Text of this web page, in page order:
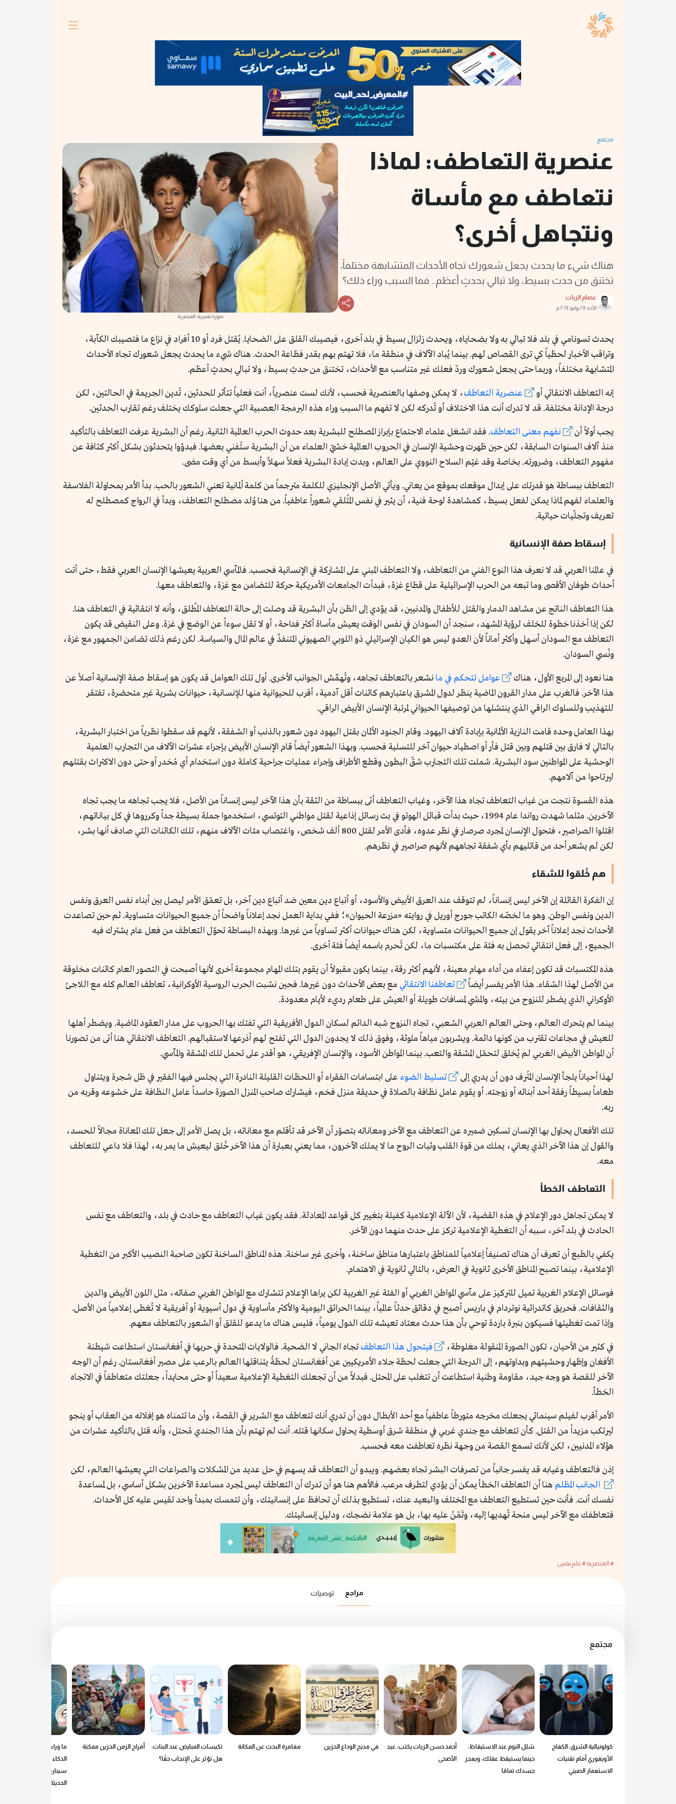
مجتمع
عنصرية التعاطف: لماذا
نتعاطف مع مأساة
ونتجاهل أخرى؟
هناك شيء ما يحدث يجعل شعورك تجاه الأحداث المتشابهة مختلفاً،
تختنق من حدث بسيط، ولا تبالي بحدثٍ أعظم.. فما السبب وراء ذلك؟
عصام الزيات
الأحد ٢٨ يوليو ٢٠٢٤ م
صورة تعبيرية: العنصرية
يحدث تسونامي في بلد فلا تبالي به ولا بضحاياه، ويحدث زلزال بسيط في بلد أخرى، فيصيبك القلق على الضحايا. يُقتل فرد أو 10 أفراد في نزاع ما فتصيبك الكآبة،
وتراقب الأخبار لحظياً كي ترى القصاص لهم. بينما يُباد الآلاف في منطقة ما، فلا تهتم بهم بقدر فظاعة الحدث. هناك شيء ما يحدث يجعل شعورك تجاه الأحداث
المتشابهة مختلفاً، وربما حتى يجعل شعورك وردّ فعلك غير متناسب مع الأحداث، تختنق من حدثِ بسيط، ولا تبالي بحدثٍ أعظم.
إنه التعاطف الانتقائي أو عنصرية التعاطف، لا يمكن وصفها بالعنصرية فحسب، لأنك لست عنصرياً، أنت فعلياً تتأثر للحدثين، تُدين الجريمة في الحالتين، لكن
درجة الإدانة مختلفة. قد لا تدرك أنت هذا الاختلاف أو تُدركه لكن لا تفهم ما السبب وراء هذه البرمجة العصبية التي جعلت سلوكك يختلف رغم تقارب الحدثين.
يجب أولاً أن نفهم معنى التعاطف. فقد انشغل علماء الاجتماع بإبراز المصطلح للبشرية بعد حدوث الحرب العالمية الثانية. رغم أن البشرية عرفت التعاطف بالتأكيد
منذ آلاف السنوات السابقة، لكن حين ظهرت وحشية الإنسان في الحروب العالمية خشيّ العلماء من أن البشرية ستُفني بعضها. فبدؤوا يتحدثون بشكل أكثر كثافة عن
مفهوم التعاطف، وضرورته. بخاصة وقد غيّم السلاح النووي على العالم، وبدت إبادة البشرية فعلاً سهلاً وأبسط من أي وقت مضى.
التعاطف ببساطة هو قدرتك على إبدال موقعك بموقع من يعاني. ويأتي الأصل الإنجليزي للكلمة مترجماً من كلمة ألمانية تعني الشعور بالحب. بدأ الأمر بمحاولة الفلاسفة
والعلماء لفهم لماذا يمكن لفعل بسيط، كمشاهدة لوحة فنية، أن يثير في نفس المُتلقي شعوراً عاطفياً. من هنا وُلد مصطلح التعاطف، وبدأ في الرواج كمصطلح له
تعريف وتجلّيات حياتية.
إسقاط صفة الإنسانية
في عالمنا العربي قد لا نعرف هذا النوع الفني من التعاطف، ولا التعاطف المبني على المشاركة في الإنسانية فحسب. فالمآسي العربية يعيشها الإنسان العربي فقط، حتى أتت
أحداث طوفان الأقصى وما تبعه من الحرب الإسرائيلية على قطاع غزة، فبدأت الجامعات الأمريكية حركة للتضامن مع غزة، والتعاطف معها.
هذا التعاطف الناتج عن مشاهد الدمار والقتل للأطفال والمدنيين، قد يؤدي إلى الظن بأن البشرية قد وصلت إلى حالة التعاطف المُطلق، وأنه لا انتقائية في التعاطف هنا.
لكن إذا أخذنا خطوة للخلف لرؤية المشهد، سنجد أن السودان في نفس الوقت يعيش مأساة أكثر فداحة، أو لا تقل سوءاً عن الوضع في غزة. وعلى النقيض قد يكون
التعاطف مع السودان أسهل وأكثر أماناً لأن العدو ليس هو الكيان الإسرائيلي ذو اللوبي الصهيوني المتنفذّ في عالم المال والسياسة. لكن رغم ذلك تضامن الجمهور مع غزة،
ونُسي السودان.
هنا نعود إلى المربع الأول، هناك عوامل تتحكم في مانشعر بالتعاطف تجاهه، وتُهمِّش الجوانب الأخرى. أول تلك العوامل قد يكون هو إسقاط صفة الإنسانية أصلاً عن
هذا الآخر. فالغرب على مدار القرون الماضية ينظر لدول المشرق باعتبارهم كائنات أقل آدمية، أقرب للحيوانية منها للإنسانية، حيوانات بشرية غير متحضرة، تفتقر
للتهذيب وللسلوك الراقي الذي ينتشلها من توصيفها الحيواني لمرتبة الإنسان الأبيض الراقي.
بهذا العامل وحده قامت النازية الألمانية بإبادة آلاف اليهود. وقام الجنود الألمان بقتل اليهود دون شعور بالذنب أو الشفقة، لأنهم قد سقطوا نظرياً من اختبار البشرية،
بالتالي لا فارق بين قتلهم وبين قتل فأر أو اصطياد حيوان آخر للتسلية فحسب. وبهذا الشعور أيضاً قام الإنسان الأبيض بإجراء عشرات الآلاف من التجارب العلمية
الوحشية على المواطنين سود البشرية. شملت تلك التجارب شقّ البطون وقطع الأطراف وإجراء عمليات جراحية كاملة دون استخدام أي مُخدر أو حتى دون الاكتراث بقتلهم
ليرتاحوا من آلامهم.
هذه القسوة نتجت من غياب التعاطف تجاه هذا الآخر، وغياب التعاطف أتى ببساطة من الثقة بأن هذا الآخر ليس إنساناً من الأصل، فلا يجب تجاهه ما يجب تجاه
الآخرين. مثلما شهدت رواندا عام 1994، حيث بدأت قبائل الهوتو في بث رسائل إذاعية لقتل مواطني التوتسي، استخدموا جملة بسيطة جداً وكرروها في كل بياناتهم،
اقتلوا الصراصير، فتحول الإنسان لمجرد صرصار في نظر عدوه، فأدى الأمر لقتل 800 ألف شخص، واغتصاب مئات الآلاف منهم، تلك الكائنات التي صادف أنها بشر،
لكن لم يشعر أحد من قاتليهم بأي شفقة تجاههم لأنهم صراصير في نظرهم.
هم خُلقوا للشقاء
إن الفكرة القائلة إن الآخر ليس إنساناً، لم تتوقف عند العرق الأبيض والأسود، أو أتباع دين معين ضد أتباع دين آخر، بل تعمّق الأمر ليصل بين أبناء نفس العرق ونفس
الدين ونفس الوطن. وهو ما لخصّه الكاتب جورج أوريل في روايته «مزرعة الحيوان»؛ ففي بداية العمل نجد إعلاناً واضحاً أن جميع الحيوانات متساوية. ثم حين تصاعدت
الأحداث نجد إعلاناً آخر يقول إن جميع الحيوانات متساوية، لكن هناك حيوانات أكثر تساوياً من غيرها. وبهذه البساطة تحوّل التعاطف من فعل عام يشترك فيه
الجميع، إلى فعل انتقائي تحصل به فئة على مكتسبات ما، لكن تُحرم باسمه أيضاً فئة أخرى.
هذه المكتسبات قد تكون إعفاء من أداء مهام معينة، لأنهم أكثر رقة، بينما يكون مقبولاً أن يقوم بتلك المهام مجموعة أخرى لأنها أصبحت في التصور العام كائنات مخلوقة
من الأصل لهذا الشقاء. هذا الأمر يفسر أيضاً
تعاطفنا الانتقائي مع بعض الأحداث دون غيرها. فحين نشبت الحرب الروسية الأوكرانية، تعاطف العالم كله مع اللاجئ
الأوكراني الذي يضطر للنزوح من بيته، والمشي لمسافات طويلة أو العيش على طعام رديء لأيام معدودة.
بينما لم يتحرك العالم، وحتى العالم العربي الشعبي، تجاه النزوح شبه الدائم لسكان الدول الأفريقية التي تفتك بها الحروب على مدار العقود الماضية. ويضطر أهلها
للعيش في مجاعات تقترب من كونها دائمة. ويشربون مياهاً ملوثة، وفوق ذلك لا يجدون الدول التي تفتح لهم أذرعها لاستقبالهم. التعاطف الانتقائي هنا أتى من تصورنا
أن المواطن الأبيض الغربي لم يُخلق لتحمّل المشقة والتعب. بينما المواطن الأسود، والإنسان الإفريقي، هو أقدر على تحمل تلك المشقة والمآسي.
لهذا أحياناً يلجأ الإنسان المُترف دون أن يدري إلى تسليط الضوء على ابتسامات الفقراء أو اللحظات القليلة النادرة التي يجلس فيها الفقير في ظل شجرة ويتناول
طعاماً بسيطاً رفقة أحد أبنائه أو زوجته. أو يقوم عامل نظافة بالصلاة في حديقة منزل فخم، فيشارك صاحب المنزل الصورة حاسداً عامل النظافة على خشوعه وقربه من
ربه.
تلك الأفعال يحاول بها الإنسان تسكين ضميره عن التعاطف مع الآخر ومعاناته بتصوّر أن الآخر قد تأقلم مع معاناته، بل يصل الأمر إلى جعل تلك المعاناة مجالاً للحسد،
والقول إن هذا الآخر الذي يعاني، يملك من قوة القلب وثبات الروح ما لا يملك الآخرون، مما يعني بعبارة أن هذا الآخر خُلق ليعيش ما يمر به، لهذا فلا داعي للتعاطف
معه.
التعاطف الخطأ
لا يمكن تجاهل دور الإعلام في هذه القضية، لأن الآلة الإعلامية كفيلة بتغيير كل قواعد المعادلة. فقد يكون غياب التعاطف مع حادث في بلد، والتعاطف مع نفس
الحادث في بلد آخر، سببه أن التغطية الإعلامية تركز على حدث منهما دون الآخر.
يكفي بالطبع أن تعرف أن هناك تصنيفاً إعلامياً للمناطق باعتبارها مناطق ساخنة، وأخرى غير ساخنة. هذه المناطق الساخنة تكون صاحبة النصيب الأكبر من التغطية
الإعلامية، بينما تصبح المناطق الأخرى ثانوية في العرض، بالتالي ثانوية في الاهتمام.
فوسائل الإعلام الغربية تميل للتركيز على مآسي المواطن الغربي أو الفئة غير الغربية لكن يراها الإعلام تتشارك مع المواطن الغربي صفاته، مثل اللون الأبيض والدين
والثقافات. فحريق كاتدرائية نوتردام في باريس أصبح في دقائق حدثاً عالمياً، بينما الحرائق اليومية والأكثر مأساوية في دول أسيوية أو أفريقية لا تُغطى إعلامياً من الأصل.
وإذا تمت تغطيتها فسيكون بنبرة باردة توحي بأن هذا حدث معتاد تعيشه تلك الدول يومياً، فليس هناك ما يدعو للقلق أو الشعور بالتعاطف معهم.
في كثير من الأحيان، تكون الصورة المنقولة مغلوطة، فيتحول هذا التعاطفتجاه الجاني لا الضحية. فالولايات المتحدة في حربها في أفغانستان استطاعت شيطنة
الأفغان وإظهار وحشيتهم وبداوتهم، إلى الدرجة التي جعلت لحظة جلاء الأمريكيين عن أفغانستان لحظةُ يتناقلها العالم بالرعب على مصير أفغانستان. رغم أن الوجه
الآخر للقصة هو وجه جيد، مقاومة وطنية استطاعت أن تتغلب على المحتل. فبدلاً من أن تجعلك التغطية الإعلامية سعيداً أو حتى محايداً، جعلتك متعاطفاً في الاتجاه
الخطأ.
الأمر أقرب لفيلم سينمائي يجعلك مخرجه متورطاً عاطفياً مع أحد الأبطال دون أن تدري أنك تتعاطف مع الشرير في القصة، وأن ما تتمناه هو إفلاته من العقاب أو ينجو
ليرتكب مزيداً من القتل. كأن تتعاطف مع جندي غربي في منطقة شرق أوسطية يحاول سكانها قتله. أنت لم تهتم بأن هذا الجندي مُحتل، وأنه قتل بالتأكيد عشرات من
هؤلاء المدنيين، لكن لأنك تسمع القصة من وجهة نظره تعاطفت معه فحسب.
إذن فالتعاطف وغيابه قد يفسر جانباً من تصرفات البشر تجاه بعضهم. ويبدو أن التعاطف قد يسهم في حل عديد من المشكلات والصراعات التي يعيشها العالم، لكن
الجانب المظلم هنا أن التعاطف الخطأ يمكن أن يؤدي لتطرف مرعب. فالأهم هنا هو أن تدرك أن التعاطف ليس لمجرد مساعدة الآخرين بشكل أساسي، بل لمساعدة
نفسك أنت. فأنت حين تستطيع التعاطف مع المختلف والبعيد عنك، تستطيع بذلك أن تحافظ على إنسانيتك، وأن تتمسك بمبدأ واحد تقيس عليه كل الأحداث.
فتعاطفك مع الآخر ليس منحة تُهديها إليه، وتَمُنْ عليه بها، بل هو علامة نضجك، ودليل إنسانيتك.
# العنصرية# علم نفس
مراجع توصيات
مجتمع
كولونيالية الشرق: الكفاح
الأويغوري أمام تقنيات
الاستعمار الصيني
شلل النوم عند الاستيقاظ:
حينما يستيقظ عقلك، ويعجز
جسدك تمامًا
أحمد حسن الزيات يكتب: عيد
الأضحى
في مديح الوداع الحزين مغامرة البحث عن المكانة
تكيسات المبايض عند البنات:
هل تؤثر على الإنجاب حقًا؟
أفراح الزمن الحزين ممكنة
ما وراء الرصاص: كيف يكتب
الذكاء الاصطناعي
سيناريوهات الحروب
الحديثة؟